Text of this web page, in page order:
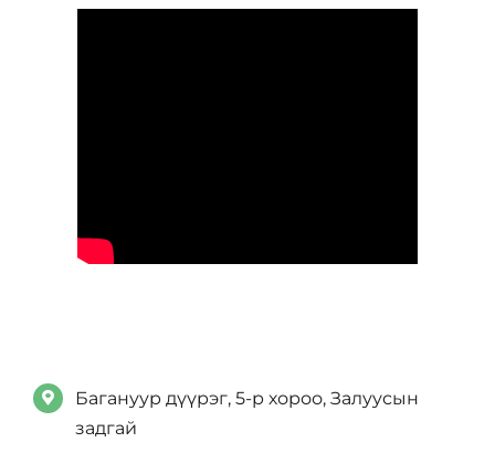
Багануур дүүрэг, 5-р хороо, Залуусын
задгай